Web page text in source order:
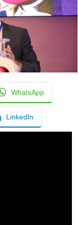
WhatsApp
LinkedIn